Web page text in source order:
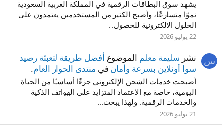
يشهد سوق البطاقات الرقمية في المملكة العربية السعودية
نموًا متسارعًا، وأصبح الكثير من المستخدمين يعتمدون على
الحلول الإلكترونية للحصول...
22 يوليو 2026
س نشر سليمة معلم الموضوع أفضل طريقة لتعبئة رصيد
سوا أونلاين بسرعة وأمان في منتدى الحوار العام.
أصبحت خدمات الشحن الإلكتروني جزءًا أساسيًا من الحياة
اليومية، خاصة مع الاعتماد المتزايد على الهواتف الذكية
والخدمات الرقمية. ولهذا يبحث...
21 يوليو 2026